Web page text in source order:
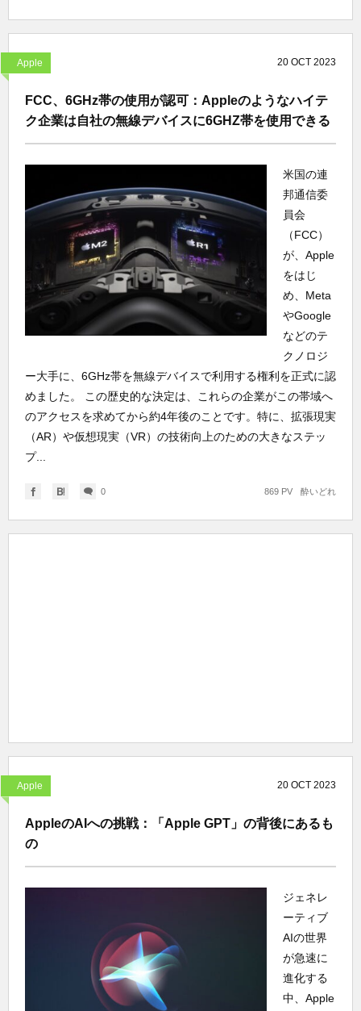
Apple 20 OCT 2023
FCC、6GHz帯の使用が認可：Appleのようなハイテ
ク企業は自社の無線デバイスに6GHZ帯を使用できる
米国の連
邦通信委
員会
（FCC）
が、Apple
をはじ
め、Meta
やGoogle
などのテ
クノロジ
ー大手に、6GHz帯を無線デバイスで利用する権利を正式に認
めました。 この歴史的な決定は、これらの企業がこの帯域へ
のアクセスを求めてから約4年後のことです。特に、拡張現実
（AR）や仮想現実（VR）の技術向上のための大きなステッ
プ...
0 酔いどれ
869 PV
Apple 20 OCT 2023
AppleのAIへの挑戦：「Apple GPT」の背後にあるも
の
ジェネレ
ーティブ
AIの世界
が急速に
進化する
中、Apple